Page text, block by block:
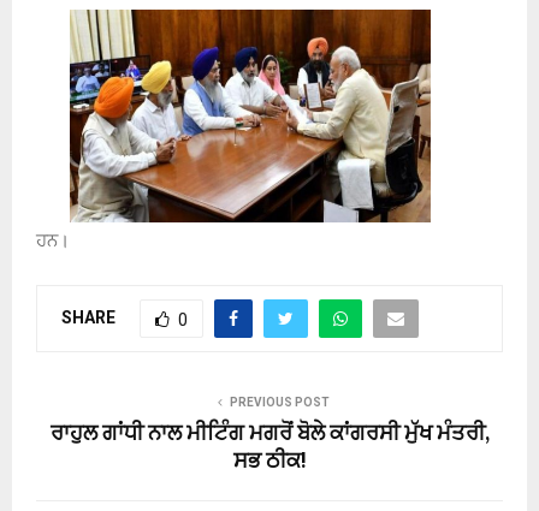
ਹਨ।
SHARE 0
PREVIOUS POST
ਰਾਹੁਲ ਗਾਂਧੀ ਨਾਲ ਮੀਟਿੰਗ ਮਗਰੋਂ ਬੋਲੇ ਕਾਂਗਰਸੀ ਮੁੱਖ ਮੰਤਰੀ,
ਸਭ ਠੀਕ!